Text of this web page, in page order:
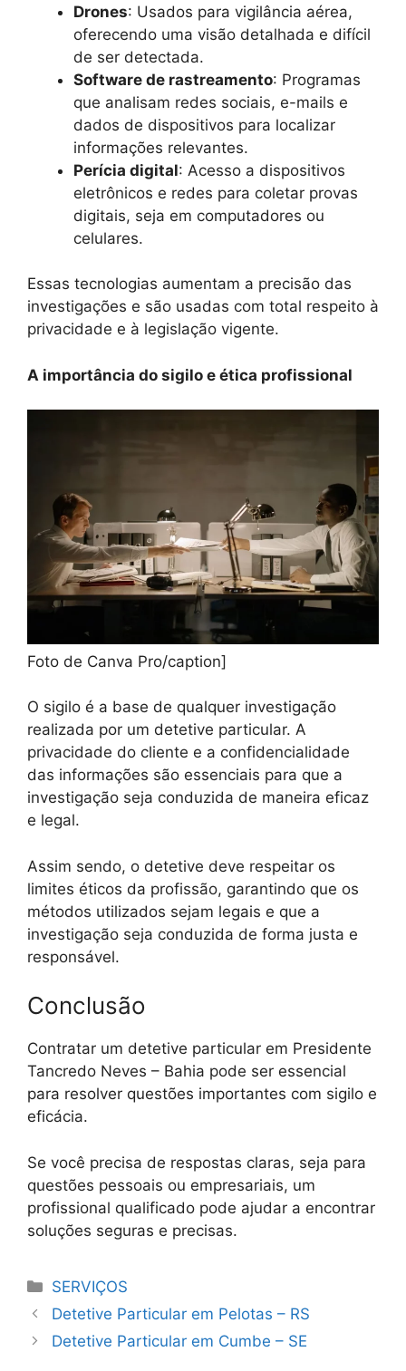
Drones: Usados para vigilância aérea,
oferecendo uma visão detalhada e difícil
de ser detectada.
Software de rastreamento: Programas
que analisam redes sociais, e-mails e
dados de dispositivos para localizar
informações relevantes.
Perícia digital: Acesso a dispositivos
eletrônicos e redes para coletar provas
digitais, seja em computadores ou
celulares.
Essas tecnologias aumentam a precisão das
investigações e são usadas com total respeito à
privacidade e à legislação vigente.
A importância do sigilo e ética profissional
Foto de Canva Pro/caption]
O sigilo é a base de qualquer investigação
realizada por um detetive particular. A
privacidade do cliente e a confidencialidade
das informações são essenciais para que a
investigação seja conduzida de maneira eficaz
e legal.
Assim sendo, o detetive deve respeitar os
limites éticos da profissão, garantindo que os
métodos utilizados sejam legais e que a
investigação seja conduzida de forma justa e
responsável.
Conclusão
Contratar um detetive particular em Presidente
Tancredo Neves – Bahia pode ser essencial
para resolver questões importantes com sigilo e
eficácia.
Se você precisa de respostas claras, seja para
questões pessoais ou empresariais, um
profissional qualificado pode ajudar a encontrar
soluções seguras e precisas.
Categorias
SERVIÇOS
Detetive Particular em Pelotas – RS
Detetive Particular em Cumbe – SE